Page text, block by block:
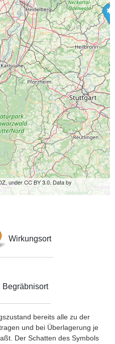
under CC BY 3.0. Data by
Wirkungsort
Begräbnisort
bereits alle zu der
und bei Überlagerung je
Der Schatten des Symbols